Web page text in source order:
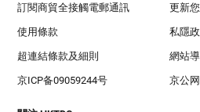
訂閱商貿全接觸電郵通訊 更新
使用條款 私隱
超連結條款及細則 網站
京ICP备09059244号 京公